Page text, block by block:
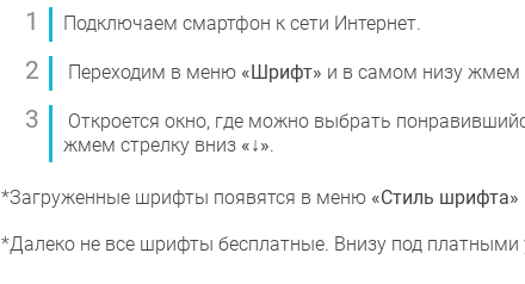
Подключаем смартфон к сети Интернет.
Переходим в меню «Шрифт» и в самом низу жмем
Откроется окно, где можно выбрать
жмем стрелку вниз «↓».
*Загруженные шрифты появятся в меню «Стиль шрифта»
*Далеко не все шрифты бесплатные. Внизу под платными